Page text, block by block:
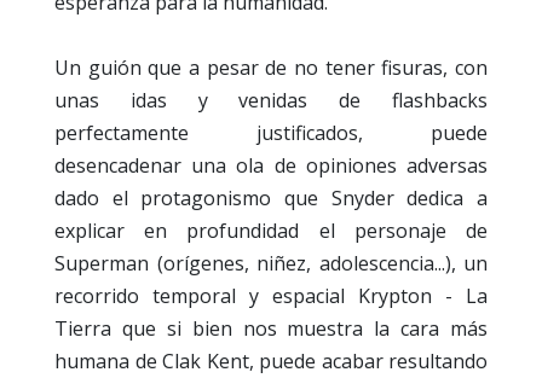
Un guión que a pesar de no tener fisuras, con
unas idas y venidas de flashbacks
perfectamente justificados, puede
desencadenar una ola de opiniones adversas
dado el protagonismo que Snyder dedica a
explicar en profundidad el personaje de
Superman (orígenes, niñez, adolescencia...), un
recorrido temporal y espacial Krypton - La
Tierra que si bien nos muestra la cara más
humana de Clak Kent, puede acabar resultando